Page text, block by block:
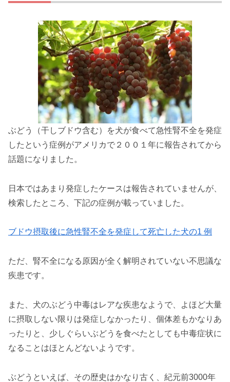
ぶどう（干しブドウ含む）を犬が食べて急性腎不全を発症
したという症例がアメリカで２００１年に報告されてから
話題になりました。
日本ではあまり発症したケースは報告されていませんが、
検索したところ、下記の症例が載っていました。
ブドウ摂取後に急性腎不全を発症して死亡した犬の1 例
ただ、腎不全になる原因が全く解明されていない不思議な
疾患です。
また、犬のぶどう中毒はレアな疾患なようで、よほど大量
に摂取しない限りは発症しなかったり、個体差もかなりあ
ったりと、少しぐらいぶどうを食べたとしても中毒症状に
なることはほとんどないようです。
ぶどうといえば、その歴史はかなり古く、紀元前3000年